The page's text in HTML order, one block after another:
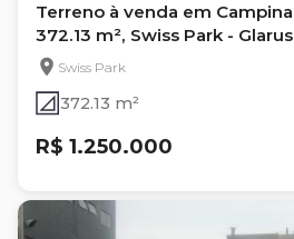
Terreno à venda em
372.13 m², Swiss Park - Glarus
Swiss Park
372.13 m²
R$ 1.250.000